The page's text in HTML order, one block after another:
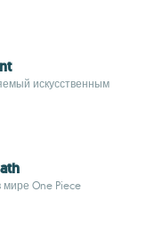
искусственным
мире One Piece